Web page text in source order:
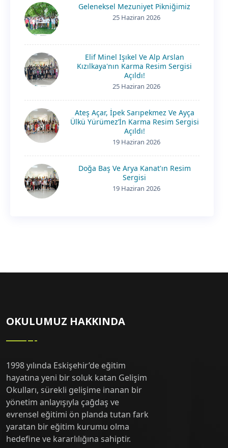
Geleneksel Mezuniyet Pikniğimiz
25 Haziran 2026
Elif Minel Işıkel Ve Alp Arslan
Kızılkaya'nın Karma Resim Sergisi
Açıldı!
25 Haziran 2026
Ateş Açar, İpek Sarıpekmez Ve Ayça
Ülkü Yürümez’İn Karma Resim Sergisi
Açıldı!
19 Haziran 2026
Doğa Baş Ve Arya Kanat'ın Resim
Sergisi
19 Haziran 2026
OKULUMUZ HAKKINDA
1998 yılında Eskişehir’de eğitim
hayatına yeni bir soluk katan Gelişim
Okulları, sürekli gelişime inanan bir
yönetim anlayışıyla çağdaş ve
evrensel eğitimi ön planda tutan fark
yaratan bir eğitim kurumu olma
hedefine ve kararlılığına sahiptir.